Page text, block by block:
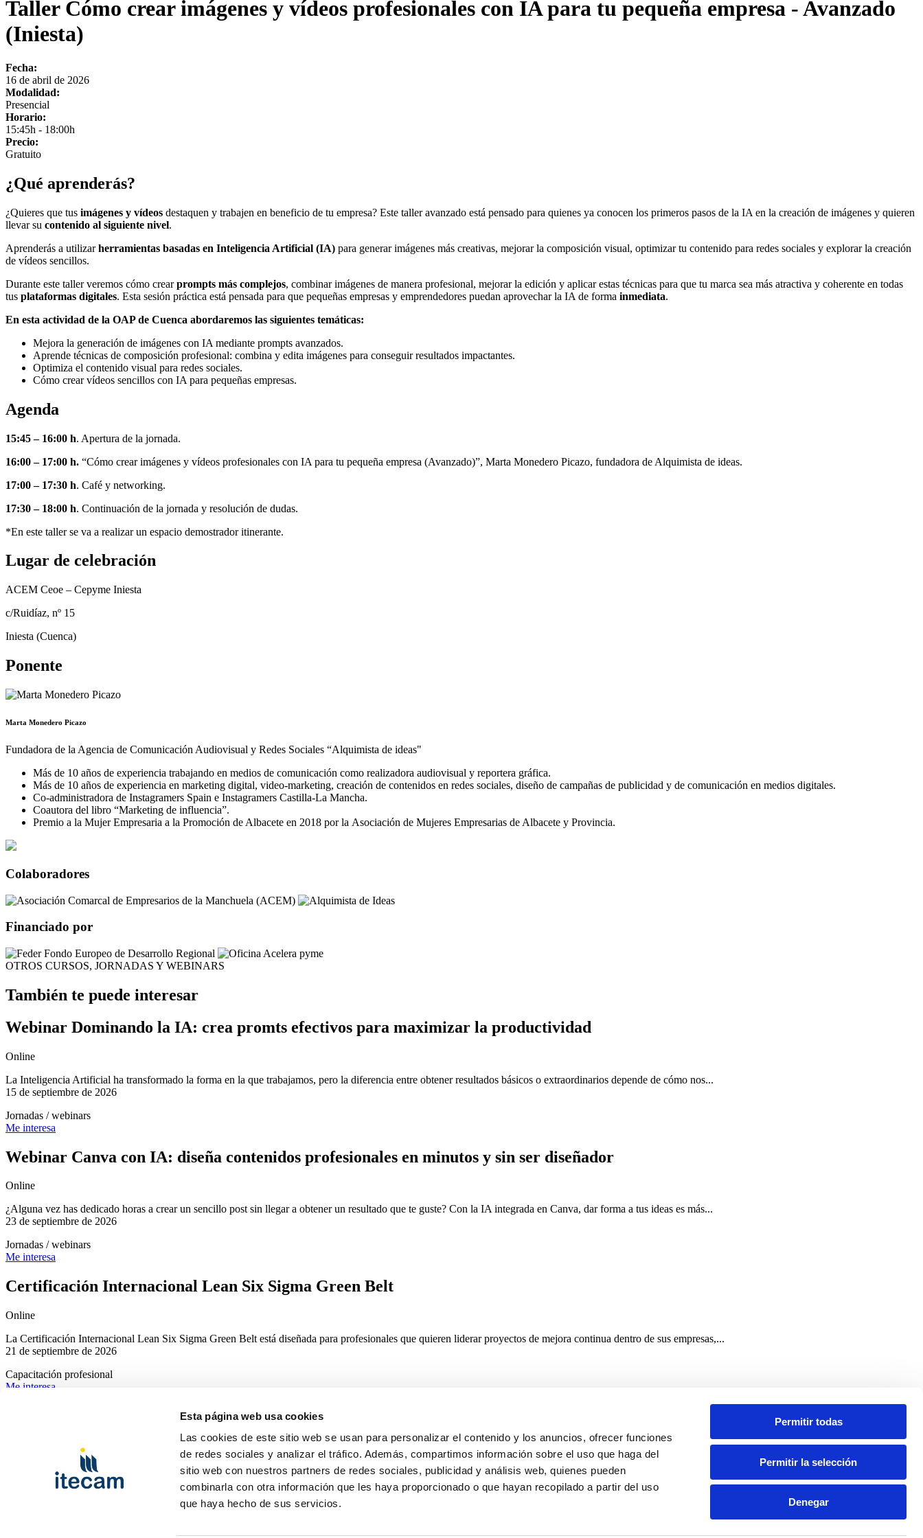
Esta página web usa cookies
Las cookies de este sitio web se usan para personalizar el contenido y los anuncios, ofrecer funciones
de redes sociales y analizar el tráfico. Además, compartimos información sobre el uso que haga del
sitio web con nuestros partners de redes sociales, publicidad y análisis web, quienes pueden
combinarla con otra información que les haya proporcionado o que hayan recopilado a partir del uso
que haya hecho de sus servicios.
Permitir todas
Permitir la selección
Denegar
Taller Cómo crear imágenes y vídeos profesionales con IA para tu pequeña empresa - Avanzado
(Iniesta)
Fecha:
16 de abril de 2026
Modalidad:
Presencial
Horario:
15:45h - 18:00h
Precio:
Gratuito
¿Qué aprenderás?
¿Quieres que tus imágenes y vídeos destaquen y trabajen en beneficio de tu empresa? Este taller avanzado está pensado para quienes ya conocen los primeros pasos de la IA en la creación de imágenes y quieren
llevar su contenido al siguiente nivel.
Aprenderás a utilizarherramientas basadas en Inteligencia Artificial (IA) para generar imágenes más creativas, mejorar la composición visual, optimizar tu contenido para redes sociales y explorar la creación
de vídeos sencillos.
Durante este taller veremos cómo crearprompts más complejos, combinar imágenes de manera profesional, mejorar la edición y aplicar estas técnicas para que tu marca sea más atractiva y coherente en todas
tus plataformas digitales. Esta sesión práctica está pensada para que pequeñas empresas y emprendedores puedan aprovechar la IA de forma inmediata.
En esta actividad de la OAP de Cuenca abordaremos las siguientes temáticas:
Mejora la generación de imágenes con IA mediante prompts avanzados.
Aprende técnicas de composición profesional: combina y edita imágenes para conseguir resultados impactantes.
Optimiza el contenido visual para redes sociales.
Cómo crear vídeos sencillos con IA para pequeñas empresas.
Agenda
15:45 – 16:00 h. Apertura de la jornada.
16:00 – 17:00 h. “Cómo crear imágenes y vídeos profesionales con IA para tu pequeña empresa (Avanzado)”, Marta Monedero Picazo, fundadora de Alquimista de ideas.
17:00 – 17:30 h. Café y networking.
17:30 – 18:00 h. Continuación de la jornada y resolución de dudas.
*En este taller se va a realizar un espacio demostrador itinerante.
Lugar de celebración
ACEM Ceoe – Cepyme Iniesta
c/Ruidíaz, nº 15
Iniesta (Cuenca)
Ponente
Marta Monedero Picazo
Fundadora de la Agencia de Comunicación Audiovisual y Redes Sociales “Alquimista de ideas"
Más de 10 años de experiencia trabajando en medios de comunicación como realizadora audiovisual y reportera gráfica.
Más de 10 años de experiencia en marketing digital, video-marketing, creación de contenidos en redes sociales, diseño de campañas de publicidad y de comunicación en medios digitales.
Co-administradora de Instagramers Spain e Instagramers Castilla-La Mancha.
Coautora del libro “Marketing de influencia”.
Premio a la Mujer Empresaria a la Promoción de Albacete en 2018 por la Asociación de Mujeres Empresarias de Albacete y Provincia.
Colaboradores
Financiado por
OTROS CURSOS, JORNADAS Y WEBINARS
También te puede interesar
Webinar Dominando la IA: crea promts efectivos para maximizar la productividad
Online
La Inteligencia Artificial ha transformado la forma en la que trabajamos, pero la diferencia entre obtener resultados básicos o extraordinarios depende de cómo nos...
15 de septiembre de 2026
Jornadas / webinars
Me interesa
Webinar Canva con IA: diseña contenidos profesionales en minutos y sin ser diseñador
Online
¿Alguna vez has dedicado horas a crear un sencillo post sin llegar a obtener un resultado que te guste? Con la IA integrada en Canva, dar forma a tus ideas es más...
23 de septiembre de 2026
Jornadas / webinars
Me interesa
Certificación Internacional Lean Six Sigma Green Belt
Online
La Certificación Internacional Lean Six Sigma Green Belt está diseñada para profesionales que quieren liderar proyectos de mejora continua dentro de sus empresas,...
21 de septiembre de 2026
Capacitación profesional
Me interesa
Ctra. Pedro Muñoz km. 1 Apdo. 51 13700 TOMELLOSO (Ciudad Real)